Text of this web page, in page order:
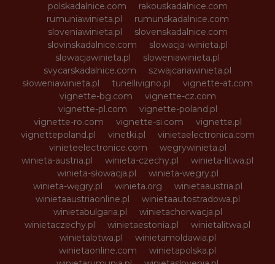
polskadalnice.com
rakouskadalnice.com
rumuniawinieta.pl
rumunskadalnice.com
sloveniawinieta.pl
slovenskadalnice.com
slovinskadalnice.com
slowacja-winieta.pl
slowacjawinieta.pl
sloweniawinieta.pl
svycarskadalnice.com
szwajcariawinieta.pl
słoweniawinieta.pl
tunellivigno.pl
vignette-at.com
vignette-bg.com
vignette-cz.com
vignette-pl.com
vignette-poland.pl
vignette-ro.com
vignette-si.com
vignette.pl
vignettepoland.pl
vinetki.pl
vinietaelectronica.com
vinieteelectronice.com
wegrywinieta.pl
winieta-austria.pl
winieta-czechy.pl
winieta-litwa.pl
winieta-słowacja.pl
winieta-wegry.pl
winieta-węgry.pl
winieta.org
winietaaustria.pl
winietaaustriaonline.pl
winietaautostradowa.pl
winietabulgaria.pl
winietachorwacja.pl
winietaczechy.pl
winietaestonia.pl
winietalitwa.pl
winietalotwa.pl
winietamoldawia.pl
winietaonline.com
winietapolska.pl